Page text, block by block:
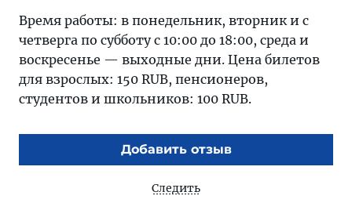
Время работы: в понедельник, вторник и с
четверга по субботу с 10:00 до 18:00, среда и
воскресенье — выходные дни. Цена билетов
для взрослых: 150 RUB, пенсионеров,
студентов и школьников: 100 RUB.
Добавить отзыв
Следить